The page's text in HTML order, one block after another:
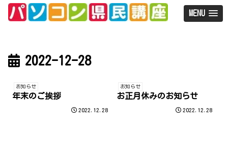
MENU
2022-12-28
お知らせ
年末のご挨拶
2022.12.28
お知らせ
お正月休みのお知らせ
2022.12.28